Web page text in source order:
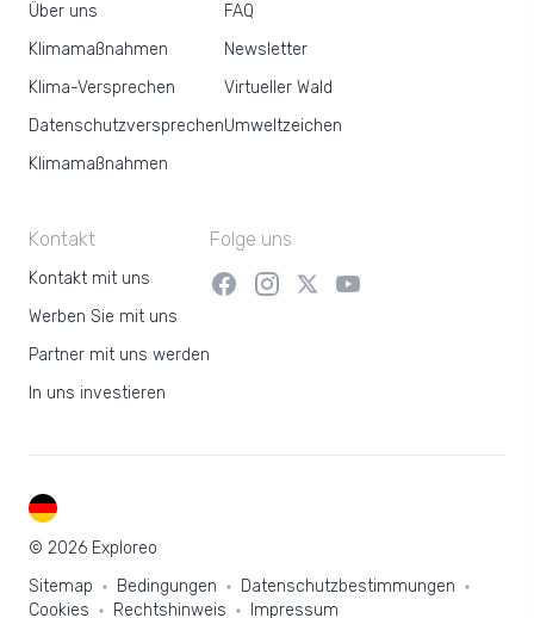
Über uns
Klimamaßnahmen
Klima-Versprechen
Datenschutzversprechen
Klimamaßnahmen
FAQ
Newsletter
Virtueller Wald
Umweltzeichen
Kontakt
Kontakt mit uns
Werben Sie mit uns
Partner mit uns werden
In uns investieren
Folge uns
© 2026 Exploreo
Sitemap
Bedingungen
Datenschutzbestimmungen
Cookies
Rechtshinweis Impressum